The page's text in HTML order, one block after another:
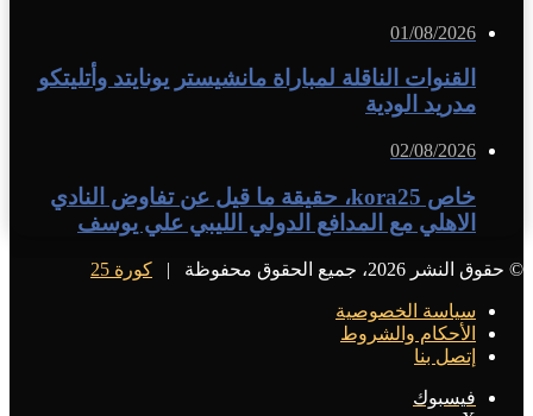
01/08/2026
القنوات الناقلة لمباراة مانشيستر يونايتد وأتليتكو
مدريد الودية
02/08/2026
خاص kora25، حقيقة ما قيل عن تفاوض النادي
الاهلي مع المدافع الدولي الليبي علي يوسف
© حقوق النشر 2026، جميع الحقوق محفوظة | كورة 25
سياسة الخصوصية
الأحكام والشروط
إتصل بنا
فيسبوك